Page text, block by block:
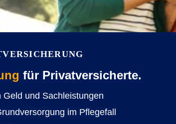
für Privatversicherte.
und Sachleistungen
im Pflegefall